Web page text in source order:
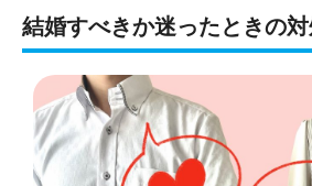
結婚すべきか迷ったときの